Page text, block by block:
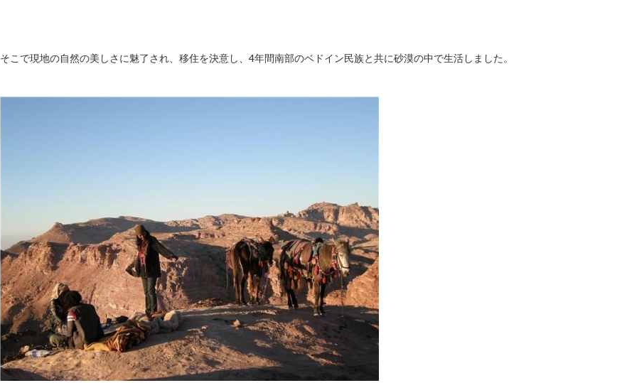
そこで現地の自然の美しさに魅了され、移住を決意し、4年間南部のベドイン民族と共に砂漠の中で生活しました。